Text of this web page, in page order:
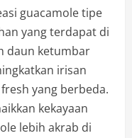
guacamole tipe
yang terdapat di
daun ketumbar
irisan
yang berbeda.
kekayaan
lebih akrab di